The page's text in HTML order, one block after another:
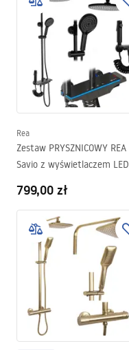
Rea
Zestaw PRYSZNICOWY REA
Savio z wyświetlaczem LED
799,00 zł